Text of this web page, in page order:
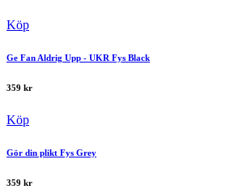
Köp
Ge Fan Aldrig Upp - UKR Fys Black
359 kr
Köp
Gör din plikt Fys Grey
359 kr